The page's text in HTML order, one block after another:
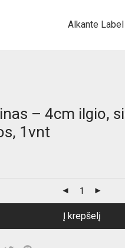
Alkante Label
– 4cm ilgio,
1vnt
Į krepšelį